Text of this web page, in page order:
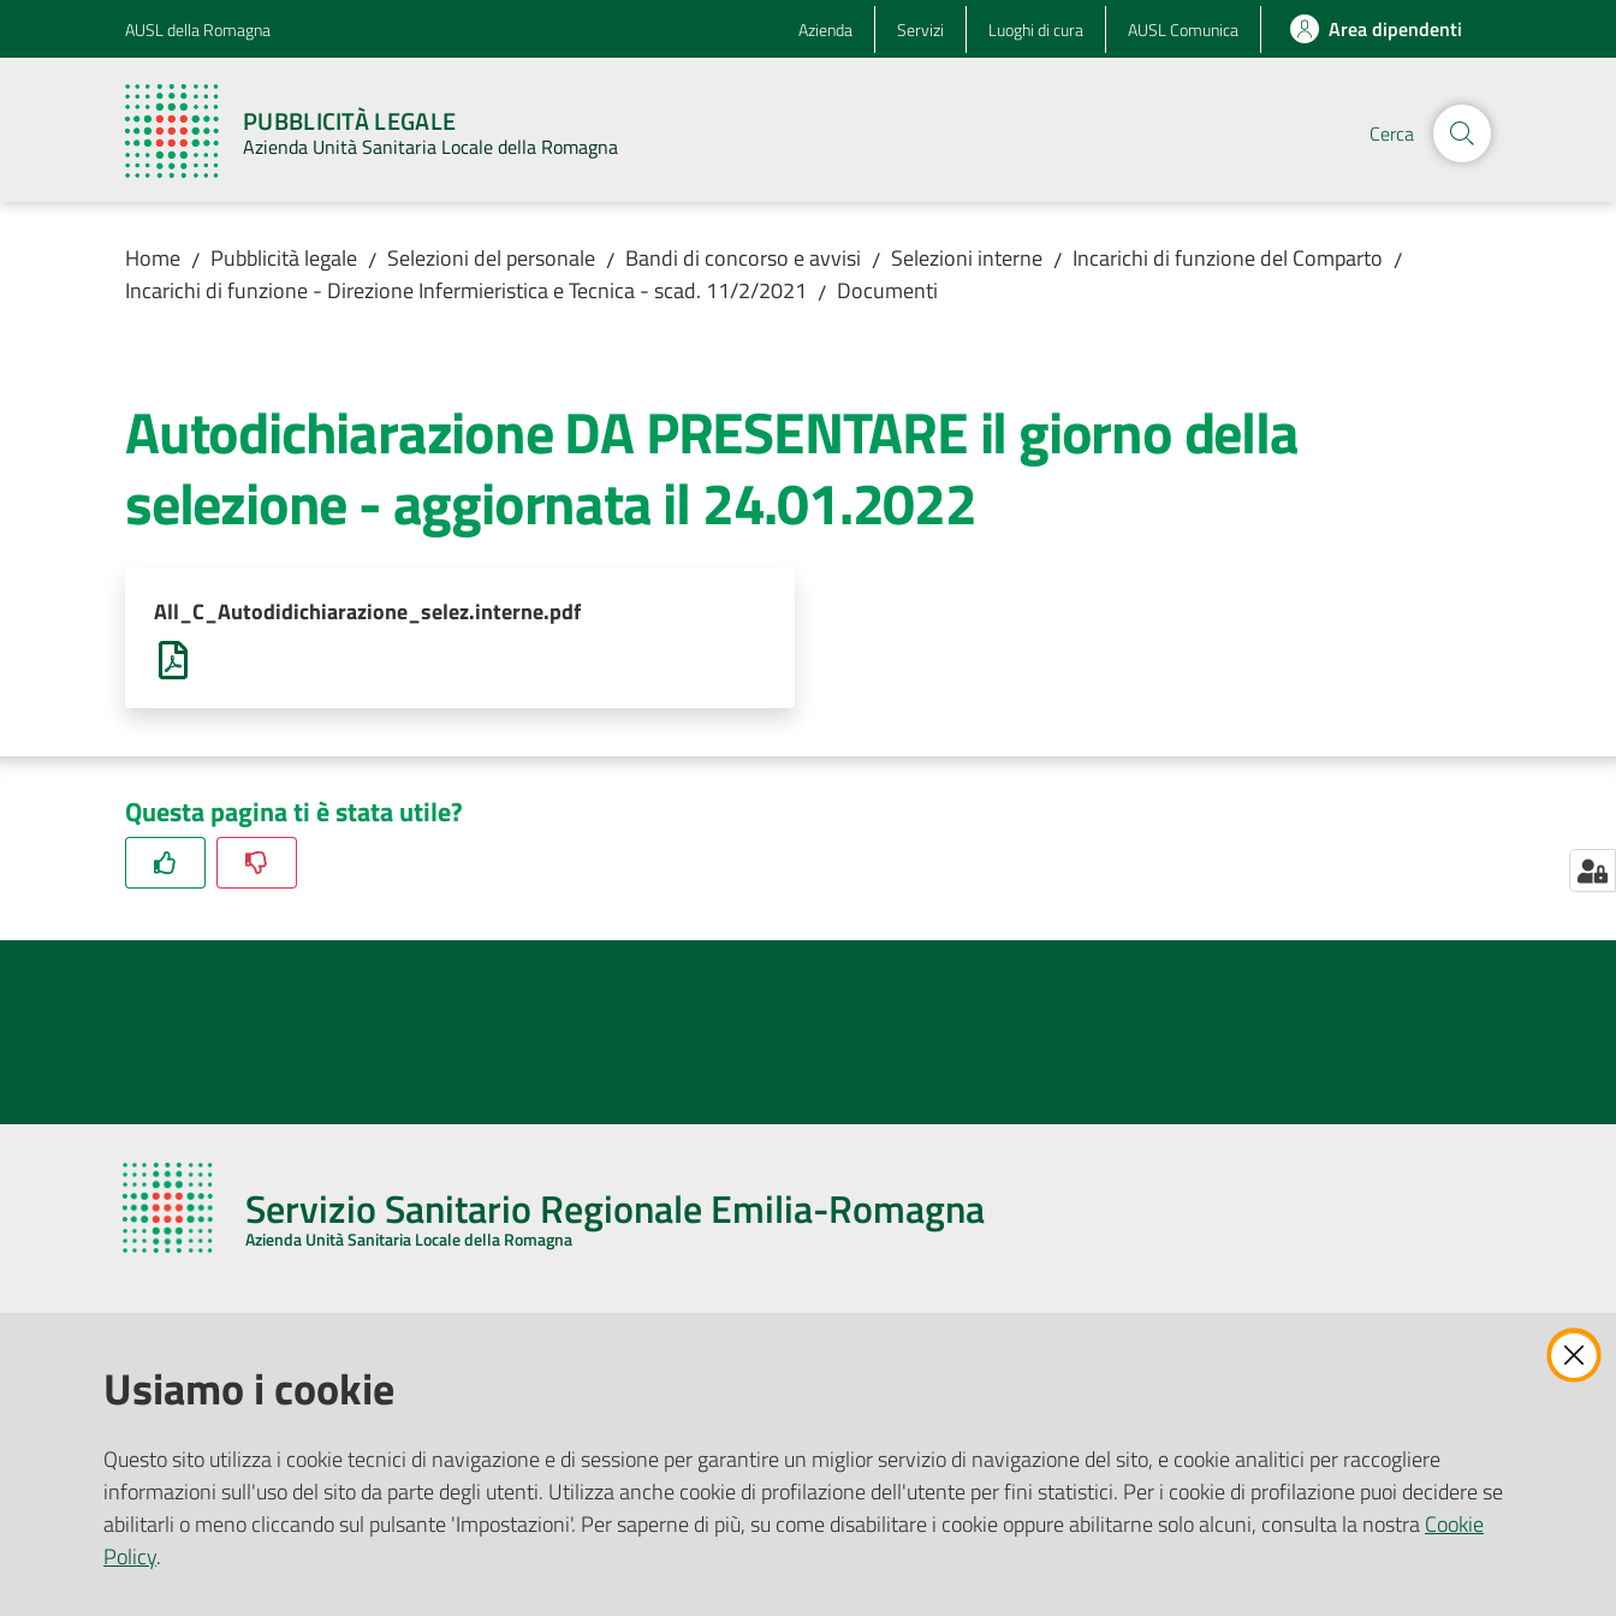
Vai al contenuto
Vai alla navigazioneAUSL della Romagna Azienda Servizi Luoghi di cura AUSL Comunica Area dipendenti
PUBBLICITÀ LEGALE
Azienda Unità Sanitaria Locale della Romagna Cerca
Home / Pubblicità legale / Selezioni del personale / Bandi di concorso e avvisi / Selezioni interne / Incarichi di funzione del Comparto /
Incarichi di funzione - Direzione Infermieristica e Tecnica - scad. 11/2/2021 / Documenti
Autodichiarazione DA PRESENTARE il giorno della
selezione - aggiornata il 24.01.2022
All_C_Autodidichiarazione_selez.interne.pdf
Questa pagina ti è stata utile?
Servizio Sanitario Regionale Emilia-Romagna
Azienda Unità Sanitaria Locale della Romagna
Via De Gasperi, 8 - 48121 Ravenna (RA)
CF/P.IVA:02483810392
PEC:
azienda@pec.auslromagna.it
Ufficio Relazioni con il Pubblico
Riferimenti per la Stampa
Pubblicità legale
Albo Pretorio
Privacy Policy
Attuazione Misure PNRR
Gare e Appalti
Richiesta Patrocinio
Usiamo i cookie
Questo sito utilizza i cookie tecnici di navigazione e di sessione per garantire un miglior servizio di navigazione del sito, e cookie analitici per raccogliere
informazioni sull'uso del sito da parte degli utenti. Utilizza anche cookie di profilazione dell'utente per fini statistici. Per i cookie di profilazione puoi decidere se
abilitarli o meno cliccando sul pulsante 'Impostazioni'. Per saperne di più, su come disabilitare i cookie oppure abilitarne solo alcuni, consulta la nostraCookie
Policy.